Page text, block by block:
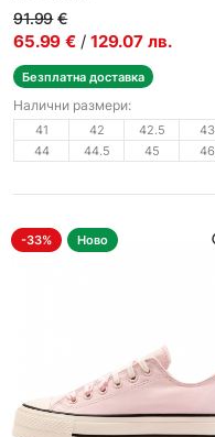
91.99 €
65.99 € / 129.07 лв.
Безплатна доставка
Налични размери:
41 42 42.5
43
44
44.5 45 46
-33% Ново